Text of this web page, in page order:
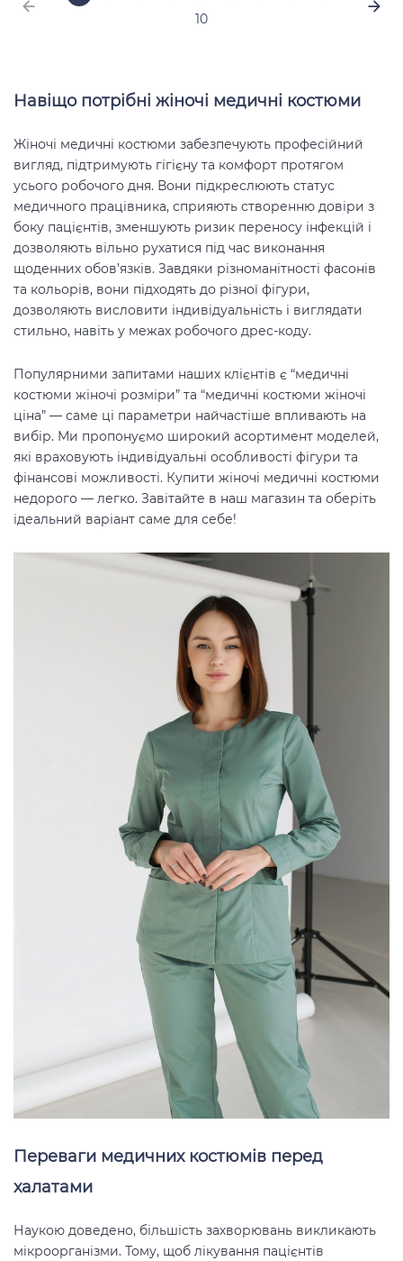
10
Навіщо потрібні жіночі медичні костюми
Жіночі медичні костюми забезпечують професійний
вигляд, підтримують гігієну та комфорт протягом
усього робочого дня. Вони підкреслюють статус
медичного працівника, сприяють створенню довіри з
боку пацієнтів, зменшують ризик переносу інфекцій і
дозволяють вільно рухатися під час виконання
щоденних обов’язків. Завдяки різноманітності фасонів
та кольорів, вони підходять до різної фігури,
дозволяють висловити індивідуальність і виглядати
стильно, навіть у межах робочого дрес-коду.
Популярними запитами наших клієнтів є “медичні
костюми жіночі розміри” та “медичні костюми жіночі
ціна” — саме ці параметри найчастіше впливають на
вибір. Ми пропонуємо широкий асортимент моделей,
які враховують індивідуальні особливості фігури та
фінансові можливості. Купити жіночі медичні костюми
недорого — легко. Завітайте в наш магазин та оберіть
ідеальний варіант саме для себе!
Переваги медичних костюмів перед
халатами
Наукою доведено, більшість захворювань викликають
мікроорганізми. Тому, щоб лікування пацієнтів